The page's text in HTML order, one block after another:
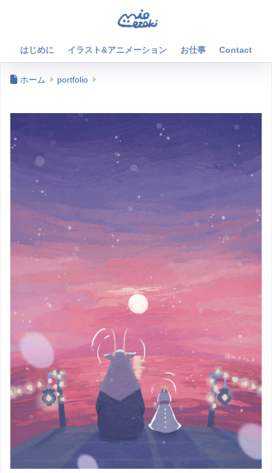
はじめに イラスト&アニメーション お仕事 Contact
ホーム portfolio